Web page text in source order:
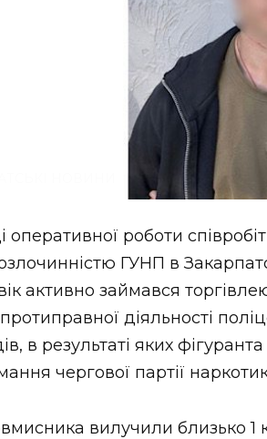
ЗАХІДНОЇ УКРАЇНИ
оперативної роботи
ГУНП в
активно займався
діяльності
в результаті яких
чергової партії
вилучили близько 1